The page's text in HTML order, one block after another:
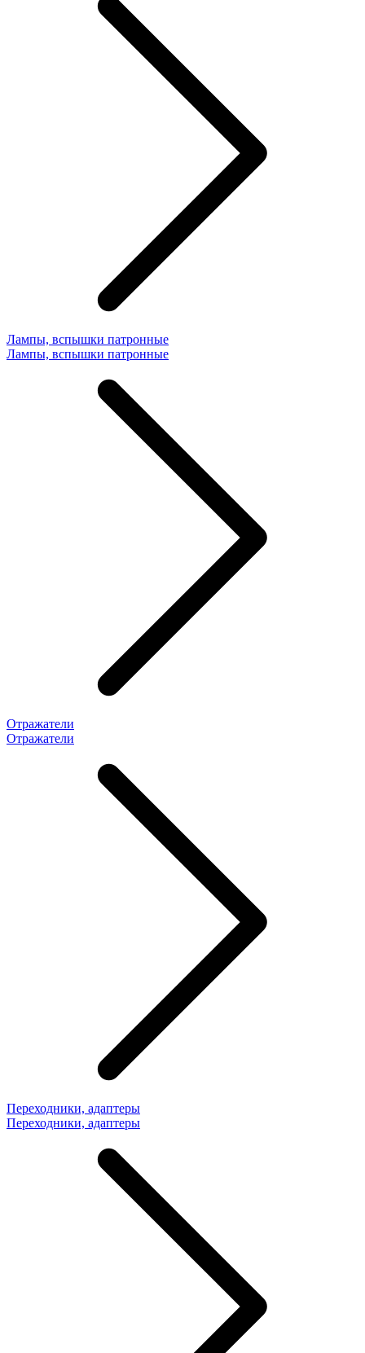
Лампы, вспышки патронные
Лампы, вспышки патронные
Отражатели
Отражатели
Переходники, адаптеры
Переходники, адаптеры